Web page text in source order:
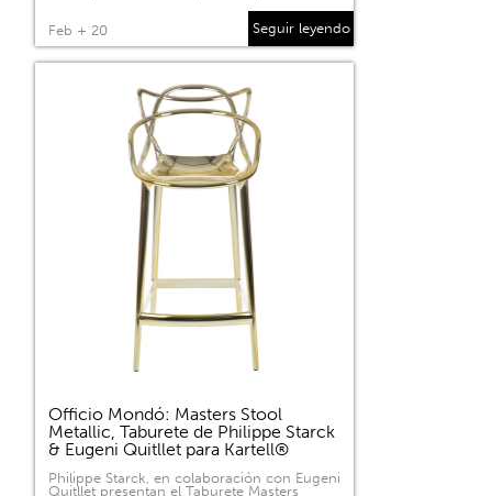
Feb + 20 Seguir leyendo
Officio Mondó: Masters Stool
Metallic, Taburete de Philippe Starck
& Eugeni Quitllet para Kartell®
Philippe Starck, en colaboración con Eugeni
Quitllet presentan el Taburete Masters